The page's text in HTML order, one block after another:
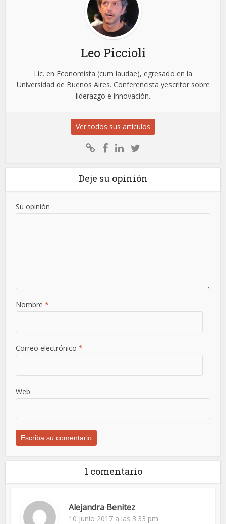
Leo Piccioli
Lic. en Economista (cum laudae), egresado en la
Universidad de Buenos Aires. Conferencista yescritor sobre
liderazgo e innovación.
Ver todos sus artículos
Deje su opinión
Su opinión
Nombre*
Correo electrónico*
Web
1 comentario
Alejandra Benitez
10 junio 2017 a las 3:33 pm